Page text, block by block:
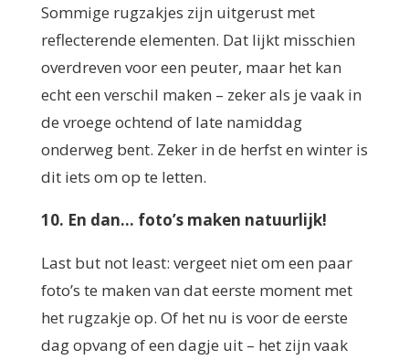
Sommige rugzakjes zijn uitgerust met
reflecterende elementen. Dat lijkt misschien
overdreven voor een peuter, maar het kan
echt een verschil maken – zeker als je vaak in
de vroege ochtend of late namiddag
onderweg bent. Zeker in de herfst en winter is
dit iets om op te letten.
10. En dan… foto’s maken natuurlijk!
Last but not least: vergeet niet om een paar
foto’s te maken van dat eerste moment met
het rugzakje op. Of het nu is voor de eerste
dag opvang of een dagje uit – het zijn vaak